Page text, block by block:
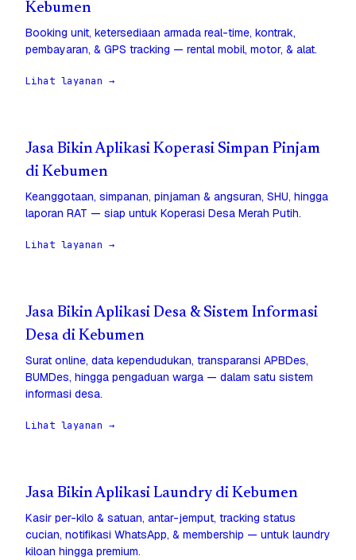
Kebumen
Booking unit, ketersediaan armada real-time, kontrak,
pembayaran, & GPS tracking — rental mobil, motor, & alat.
Lihat layanan →
Jasa Bikin Aplikasi Koperasi Simpan Pinjam
di Kebumen
Keanggotaan, simpanan, pinjaman & angsuran, SHU, hingga
laporan RAT — siap untuk Koperasi Desa Merah Putih.
Lihat layanan →
Jasa Bikin Aplikasi Desa & Sistem Informasi
Desa di Kebumen
Surat online, data kependudukan, transparansi APBDes,
BUMDes, hingga pengaduan warga — dalam satu sistem
informasi desa.
Lihat layanan →
Jasa Bikin Aplikasi Laundry di Kebumen
Kasir per-kilo & satuan, antar-jemput, tracking status
cucian, notifikasi WhatsApp, & membership — untuk laundry
kiloan hingga premium.